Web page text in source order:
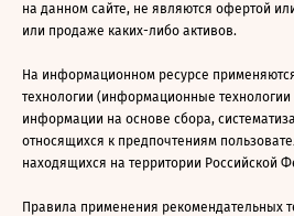
на данном сайте, не являются офертой
или продаже каких-либо активов.
На информационном ресурсе
технологии (информационные технологии
информации на основе сбора,
относящихся к предпочтениям
находящихся на территории Российской
Правила применения рекомендательных